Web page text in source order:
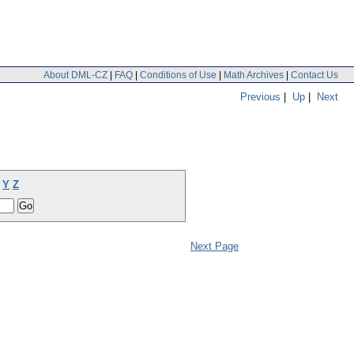
About DML-CZ | FAQ | Conditions of Use | Math Archives | Contact Us
Previous | Up | Next
Y Z
Next Page